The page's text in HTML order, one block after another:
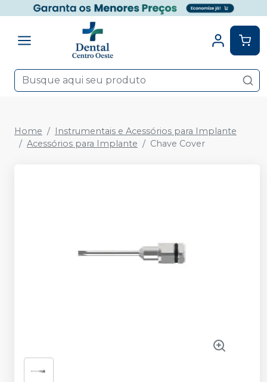
Home
Instrumentais e Acessórios para Implante
Acessórios para Implante
Chave Cover